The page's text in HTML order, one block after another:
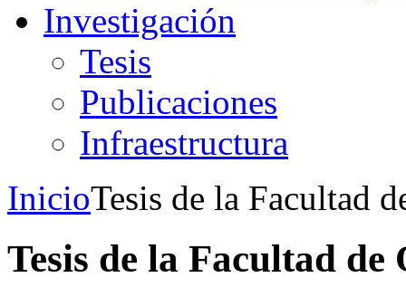
Investigación
Tesis
Publicaciones
Infraestructura
InicioTesis de la Facultad
Tesis de la Facultad de